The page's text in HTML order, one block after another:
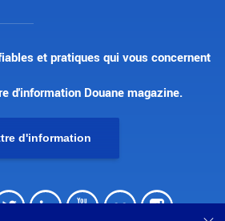
et pratiques qui vous concernent
d'information Douane magazine.
d'information
LinkedIn
Youtube
Flickr